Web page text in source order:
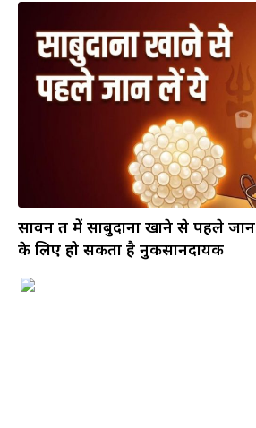
सावन व्रत में साबुदाना खाने से पहले
के लिए हो सकता है नुकसानदायक